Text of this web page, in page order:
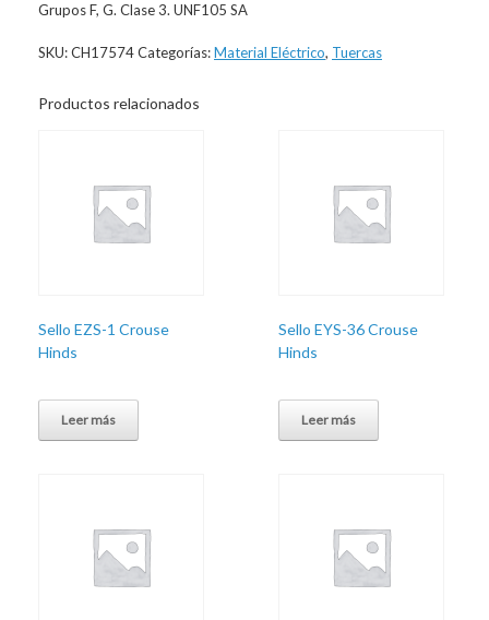
Grupos F, G. Clase 3. UNF105 SA
SKU:CH17574Categorías:Material Eléctrico, Tuercas
Productos relacionados
Sello EZS-1 Crouse
Hinds
Leer más
Sello EYS-36 Crouse
Hinds
Leer más